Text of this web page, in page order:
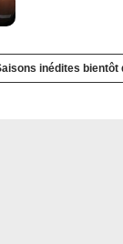
inédites bientôt